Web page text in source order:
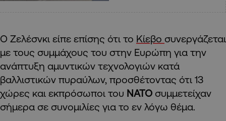
Ο Ζελέσνκι είπε επίσης ότι το Κίεβο συνεργάζεται
με τους συμμάχους του στην Ευρώπη για την
ανάπτυξη αμυντικών τεχνολογιών κατά
βαλλιστικών πυραύλων, προσθέτοντας ότι 13
χώρες και εκπρόσωποι του ΝΑΤΟ συμμετείχαν
σήμερα σε συνομιλίες για το εν λόγω θέμα.